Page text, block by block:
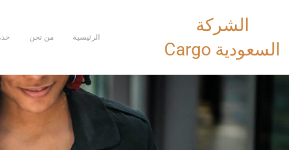
الشركة
السعودية Cargo
الرئيسية من نحن